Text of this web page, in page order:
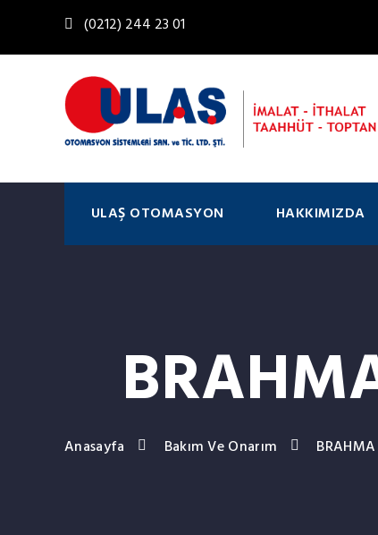
(0212) 244 23 01
ULAŞ OTOMASYON HAKKIMIZDA
Anasayfa Bakım Ve Onarım